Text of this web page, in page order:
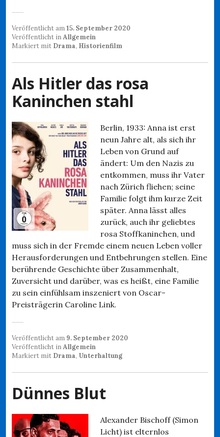
Veröffentlicht am15. September 2020
Veröffentlicht inAllgemein
Markiert mit Drama, Historienfilm
Als Hitler das rosa
Kaninchen stahl
Berlin, 1933: Anna ist erst
neun Jahre alt, als sich ihr
Leben von Grund auf
ändert: Um den Nazis zu
entkommen, muss ihr Vater
nach Zürich fliehen; seine
Familie folgt ihm kurze Zeit
später. Anna lässt alles
zurück, auch ihr geliebtes
rosa Stoffkaninchen, und
muss sich in der Fremde einem neuen Leben voller
Herausforderungen und Entbehrungen stellen. Eine
berührende Geschichte über Zusammenhalt,
Zuversicht und darüber, was es heißt, eine Familie
zu sein einfühlsam inszeniert von Oscar-
Preisträgerin Caroline Link.
Veröffentlicht am 9. September 2020
Veröffentlicht inAllgemein
Markiert mit Drama, Unterhaltung
Dünnes Blut
Alexander Bischoff (Simon
Licht) ist elternlos